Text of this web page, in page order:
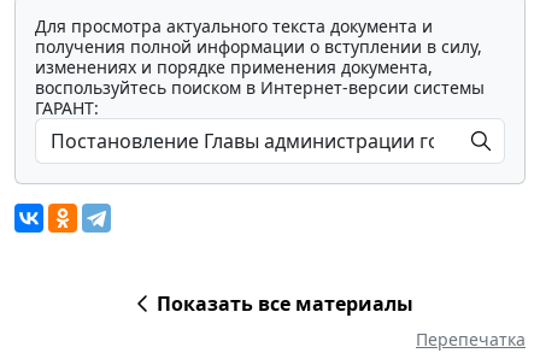
Для просмотра актуального текста документа и
получения полной информации о вступлении в силу,
изменениях и порядке применения документа,
воспользуйтесь поиском в Интернет-версии системы
ГАРАНТ:
Показать все материалы
Перепечатка